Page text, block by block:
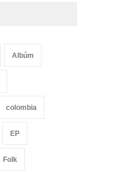
Albúm
colombia
EP
Folk